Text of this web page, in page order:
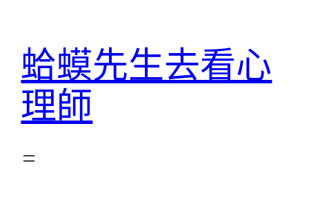
蛤蟆先生去看心
理師